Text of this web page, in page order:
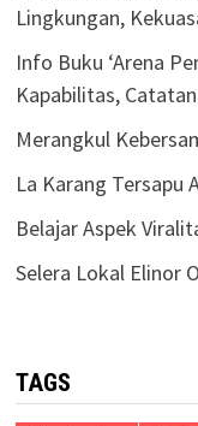
Lingkungan,
Info Buku ‘Arena
Kapabilitas,
Merangkul
La Karang Tersapu
Belajar Aspek
Selera Lokal Elinor
TAGS